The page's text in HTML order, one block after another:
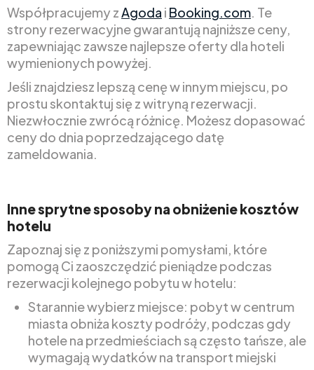
Współpracujemy zAgoda i Booking.com. Te
strony rezerwacyjne gwarantują najniższe ceny,
zapewniając zawsze najlepsze oferty dla hoteli
wymienionych powyżej.
Jeśli znajdziesz lepszą cenę w innym miejscu, po
prostu skontaktuj się z witryną rezerwacji.
Niezwłocznie zwrócą różnicę. Możesz dopasować
ceny do dnia poprzedzającego datę
zameldowania.
Inne sprytne sposoby na obniżenie kosztów
hotelu
Zapoznaj się z poniższymi pomysłami, które
pomogą Ci zaoszczędzić pieniądze podczas
rezerwacji kolejnego pobytu w hotelu:
Starannie wybierz miejsce: pobyt w centrum
miasta obniża koszty podróży, podczas gdy
hotele na przedmieściach są często tańsze, ale
wymagają wydatków na transport miejski